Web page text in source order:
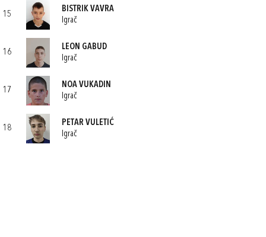
15
BISTRIK VAVRA
Igrač
16
LEON GABUD
Igrač
17
NOA VUKADIN
Igrač
18
PETAR VULETIĆ
Igrač